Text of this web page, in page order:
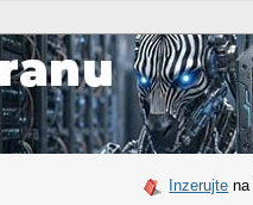
Inzerujte na